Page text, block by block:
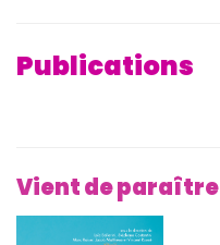
Publications
Vient de paraître